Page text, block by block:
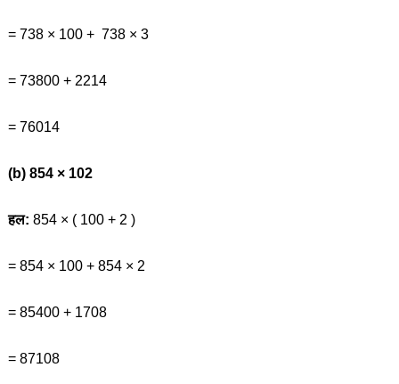
= 738 × 100 + 738 × 3
= 73800 + 2214
= 76014
(b) 854 × 102
हल: 854 × ( 100 + 2 )
= 854 × 100 + 854 × 2
= 85400 + 1708
= 87108